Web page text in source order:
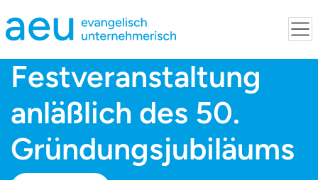
Festveranstaltung
anläßlich des 50.
Gründungsjubiläums